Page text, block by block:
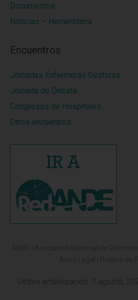
Documentos
Noticias – Hemeroteca
Encuentros
Jornadas Enfermeras Gestoras
Jornada de Debate
Congresos de Hospitales
Otros encuentros